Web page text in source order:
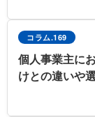
コラム.169
個人事業主に
けとの違いや